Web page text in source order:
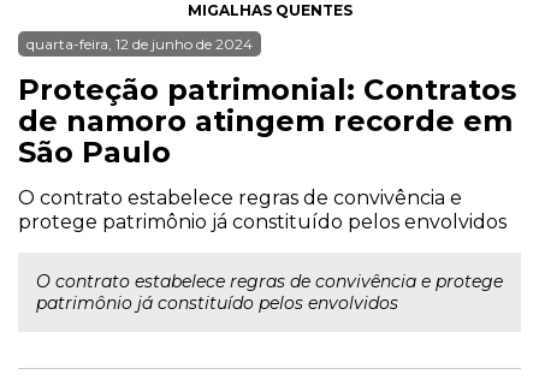
MIGALHAS QUENTES
quarta-feira, 12 de junho de 2024
Proteção patrimonial: Contratos
de namoro atingem recorde em
São Paulo
O contrato estabelece regras de convivência e
protege patrimônio já constituído pelos envolvidos
O contrato estabelece regras de convivência e protege
patrimônio já constituído pelos envolvidos